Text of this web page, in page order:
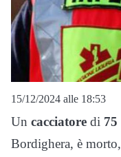
15/12/2024 alle 18:53
Un cacciatore di
Bordighera, è